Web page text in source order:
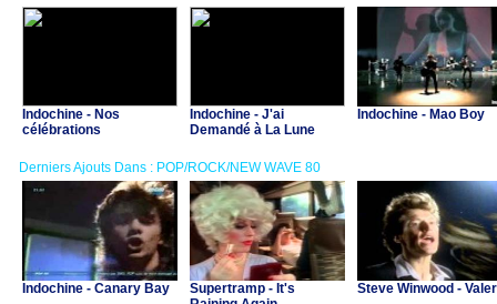
Indochine - Nos
célébrations
Indochine - J'ai
Demandé à La Lune
Indochine - Mao Boy
Derniers Ajouts Dans : POP/ROCK/NEW WAVE 80
Indochine - Canary Bay
Supertramp - It's
Steve Winwood -